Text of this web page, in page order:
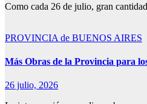
Como cada 26 de julio, gran
PROVINCIA de BUENOS AIRES
Más Obras de la Provincia para
26 julio, 2026